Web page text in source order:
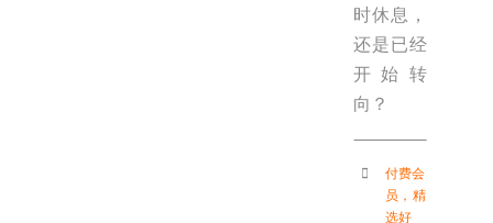
时休息，
还是已经
开始转
向？
付费会
员 ， 精
选好